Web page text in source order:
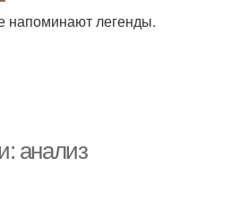
напоминают легенды.
анализ